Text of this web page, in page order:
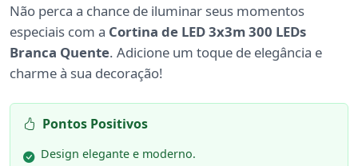
Não perca a chance de iluminar seus momentos
especiais com a Cortina de LED 3x3m 300 LEDs
Branca Quente. Adicione um toque de elegância e
charme à sua decoração!
Pontos Positivos
Design elegante e moderno.